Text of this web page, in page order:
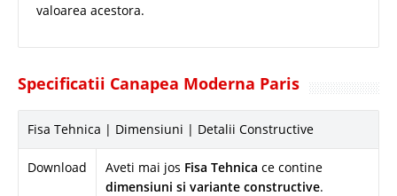
valoarea acestora.
Specificatii Canapea Moderna Paris
Fisa Tehnica | Dimensiuni | Detalii Constructive
Download Aveti mai jos Fisa Tehnica ce contine
dimensiuni si variante constructive.